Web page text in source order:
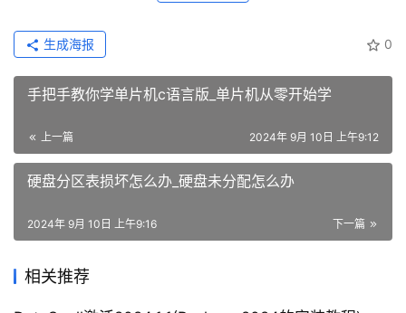
0
生成海报
手把手教你学单片机c语言版_单片机从零开始学
上一篇 2024年 9月 10日 上午9:12
硬盘分区表损坏怎么办_硬盘未分配怎么办
下一篇
2024年 9月 10日 上午9:16
相关推荐